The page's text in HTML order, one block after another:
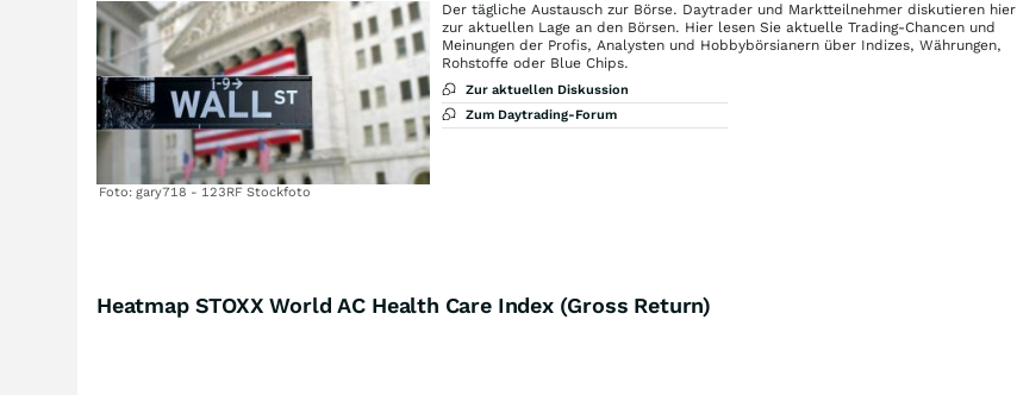
Foto: gary718 - 123RF Stockfoto
Der tägliche Austausch zur Börse. Daytrader und Marktteilnehmer diskutieren hier
zur aktuellen Lage an den Börsen. Hier lesen Sie aktuelle Trading-Chancen und
Meinungen der Profis, Analysten und Hobbybörsianern über Indizes, Währungen,
Rohstoffe oder Blue Chips.
Zur aktuellen Diskussion
Zum Daytrading-Forum
Heatmap STOXX World AC Health Care Index (Gross Return)